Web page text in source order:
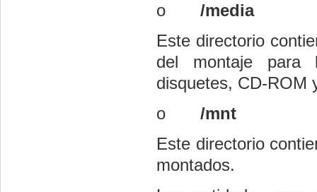
o
/media
Este directorio
del montaje para
disquetes, CD-ROM
o
/mnt
Este directorio
montados.